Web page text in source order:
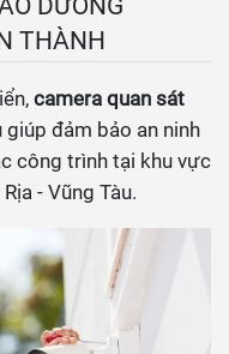
DƯỠNG
THÀNH
camera quan sát
đảm bảo an ninh
công trình tại khu vực
- Vũng Tàu.